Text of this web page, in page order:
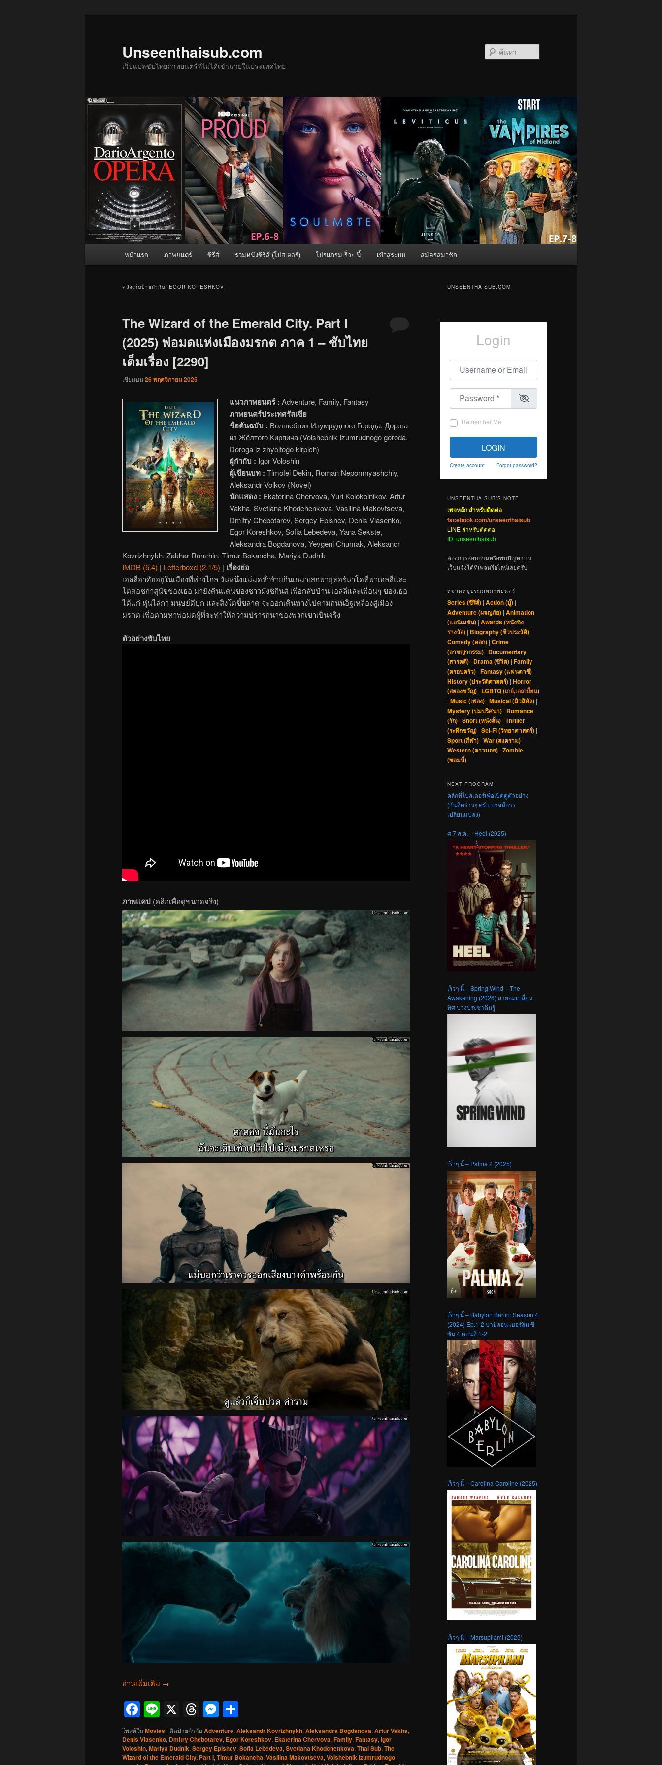
Unseenthaisub.com
เว็บแปลซับไทยภาพยนตร์ที่ไม่ได้เข้าฉายในประเทศไทย
หน้าแรก ภาพยนตร์ ซีรีส์ รวมหนังซีรีส์ (โปสเตอร์) โปรแกรมเร็วๆ นี้ เข้าสู่ระบบ สมัครสมาชิก
คลังเก็บป้ายกำกับ: EGOR KORESHKOV
The Wizard of the Emerald City. Part I
(2025) พ่อมดแห่งเมืองมรกต ภาค 1 – ซับไทย
เต็มเรื่อง [2290]
เขียนบน26 พฤศจิกายน 2025
แนวภาพยนตร์ : Adventure, Family, Fantasy
ภาพยนตร์ประเทศรัสเซีย
ชื่อต้นฉบับ : Волшебник Изумрудного Города. Дорога
из Жёлтого Кирпича (Volshebnik Izumrudnogo goroda.
Doroga iz zhyoltogo kirpich)
ผู้กำกับ : Igor Voloshin
ผู้เขียนบท : Timofei Dekin, Roman Nepomnyashchiy,
Aleksandr Volkov (Novel)
นักแสดง : Ekaterina Chervova, Yuri Kolokolnikov, Artur
Vakha, Svetlana Khodchenkova, Vasilina Makovtseva,
Dmitry Chebotarev, Sergey Epishev, Denis Vlasenko,
Egor Koreshkov, Sofia Lebedeva, Yana Sekste,
Aleksandra Bogdanova, Yevgeni Chumak, Aleksandr
Kovrizhnykh, Zakhar Ronzhin, Timur Bokancha, Mariya Dudnik
IMDB (5.4) | Letterboxd (2.1/5) | เรื่องย่อ
เอลลี่อาศัยอยู่ในเมืองที่ห่างไกล วันหนึ่งแม่มดชั่วร้ายกินเกมาเสกพายุทอร์นาโดที่พาเอลลี่และ
โตตอชกาสุนัขของเธอ มายังดินแดนของชาวมังช์กินส์ เพื่อกลับบ้าน เอลลี่และเพื่อนๆ ของเธอ
ได้แก่ หุ่นไล่กา มนุษย์ดีบุก และสิงโตขี้ขลาด จะออกเดินทางไปตามถนนอิฐเหลืองสู่เมือง
มรกต เพื่อตามหาพ่อมดผู้ที่จะทำให้ความปรารถนาของพวกเขาเป็นจริง
ตัวอย่างซับไทย
ภาพแคป (คลิกเพื่อดูขนาดจริง)
อ่านเพิ่มเติม →
Facebook
Line
X Threads
Messenger
โพสท์ในMovies | ติดป้ายกำกับ Adventure,Aleksandr Kovrizhnykh,Aleksandra Bogdanova,Artur Vakha,
Denis Vlasenko, Dmitry Chebotarev, Egor Koreshkov, Ekaterina Chervova,Family,Fantasy,Igor
Voloshin,Mariya Dudnik,Sergey Epishev,Sofia Lebedeva,Svetlana Khodchenkova,Thai Sub,The
Wizard of the Emerald City. Part I,Timur Bokancha,Vasilina Makovtseva,Volshebnik Izumrudnogo
UNSEENTHAISUB.COM
Login
Username or Email
Password
Remember Me
LOGIN
Create account Forgot password?
UNSEENTHAISUB’S NOTE
เพจหลัก สำหรับติดต่อ
facebook.com/unseenthaisub
LINE สำหรับติดต่อ
ID: unseenthaisub
ต้องการสอบถามหรือพบปัญหาบน
เว็บแจ้งได้ที่เพจหรือไลน์เลยครับ
หมวดหมู่ประเภทภาพยนตร์
Series (ซีรีส์) | Action (บู๊) |
Adventure (ผจญภัย) | Animation
(แอนิเมชัน) | Awards (หนังชิง
รางวัล) | Biography (ชีวประวัติ) |
Comedy (ตลก) | Crime
(อาชญากรรม) | Documentary
(สารคดี) | Drama (ชีวิต) | Family
(ครอบครัว) | Fantasy (แฟนตาซี) |
History (ประวัติศาสตร์) | Horror
(สยองขวัญ) | LGBTQ (เกย์,เลสเบี้ยน)
| Music (เพลง) | Musical (มิวสิคัล) |
Mystery (ปมปริศนา) | Romance
(รัก) | Short (หนังสั้น) | Thriller
(ระทึกขวัญ) | Sci-Fi (วิทยาศาสตร์) |
Sport (กีฬา) | War (สงคราม) |
Western (คาวบอย) | Zombie
(ซอมบี้)
NEXT PROGRAM
คลิกที่โปสเตอร์เพื่อเปิดดูตัวอย่าง
(วันที่คร่าวๆ ครับ อาจมีการ
เปลี่ยนแปลง)
ศ 7 ส.ค. – Heel (2025)
เร็วๆ นี้ – Spring Wind – The
Awakening (2026) สายลมเปลี่ยน
ทิศ ปวงประชาตื่นรู้
เร็วๆ นี้ – Palma 2 (2025)
เร็วๆ นี้ – Babylon Berlin: Season 4
(2024) Ep.1-2 บาบิลอน เบอร์ลิน ซี
ซัน 4 ตอนที่ 1-2
เร็วๆ นี้ – Carolina Caroline (2025)
เร็วๆ นี้ – Marsupilami (2025)